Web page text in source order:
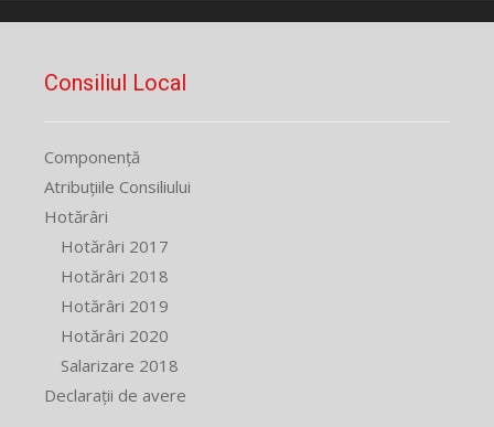
Consiliul Local
Componență
Atribuțiile Consiliului
Hotărâri
Hotărâri 2017
Hotărâri 2018
Hotărâri 2019
Hotărâri 2020
Salarizare 2018
Declarații de avere